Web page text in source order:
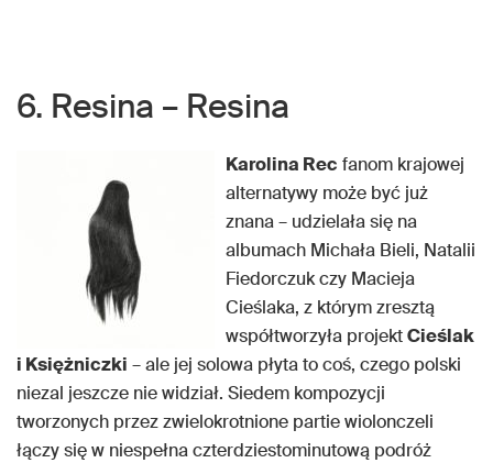
6. Resina – Resina
Karolina Rec fanom krajowej
alternatywy może być już
znana – udzielała się na
albumach Michała Bieli, Natalii
Fiedorczuk czy Macieja
Cieślaka, z którym zresztą
współtworzyła projektCieślak
i Księżniczki – ale jej solowa płyta to coś, czego polski
niezal jeszcze nie widział. Siedem kompozycji
tworzonych przez zwielokrotnione partie wiolonczeli
łączy się w niespełna czterdziestominutową podróż